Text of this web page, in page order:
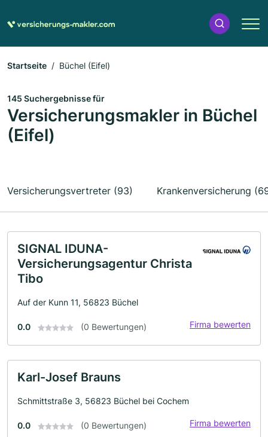
Startseite Büchel (Eifel)
145 Suchergebnisse für
Versicherungsmakler in Büchel
(Eifel)
Versicherungsvertreter (93) Krankenversicherung
SIGNAL IDUNA-
Versicherungsagentur Christa
Tibo
Auf der Kunn 11, 56823 Büchel
0.0 (0 Bewertungen) Firma bewerten
Karl-Josef Brauns
Schmittstraße 3, 56823 Büchel bei Cochem
0.0 (0 Bewertungen) Firma bewerten